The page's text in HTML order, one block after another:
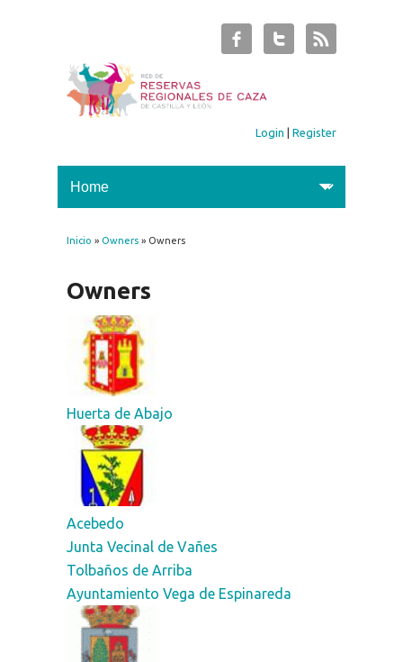
Login |Register
You are here
Inicio » Owners» Owners
Owners
Huerta de Abajo
Acebedo
Junta Vecinal de Vañes
Tolbaños de Arriba
Ayuntamiento Vega de Espinareda